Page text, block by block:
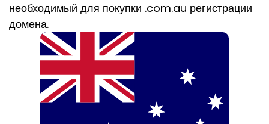
необходимый для покупки .com.au регистрации
домена.